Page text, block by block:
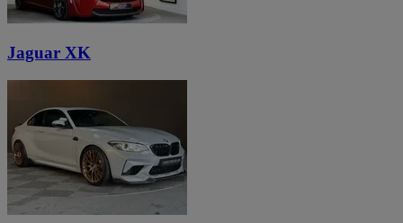
Jaguar XK